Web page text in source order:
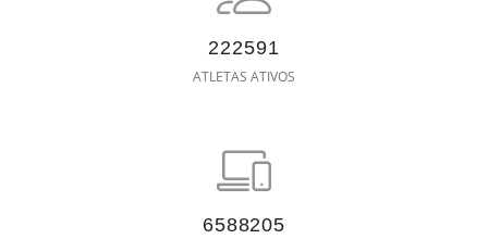
222591
ATLETAS ATIVOS
6588205